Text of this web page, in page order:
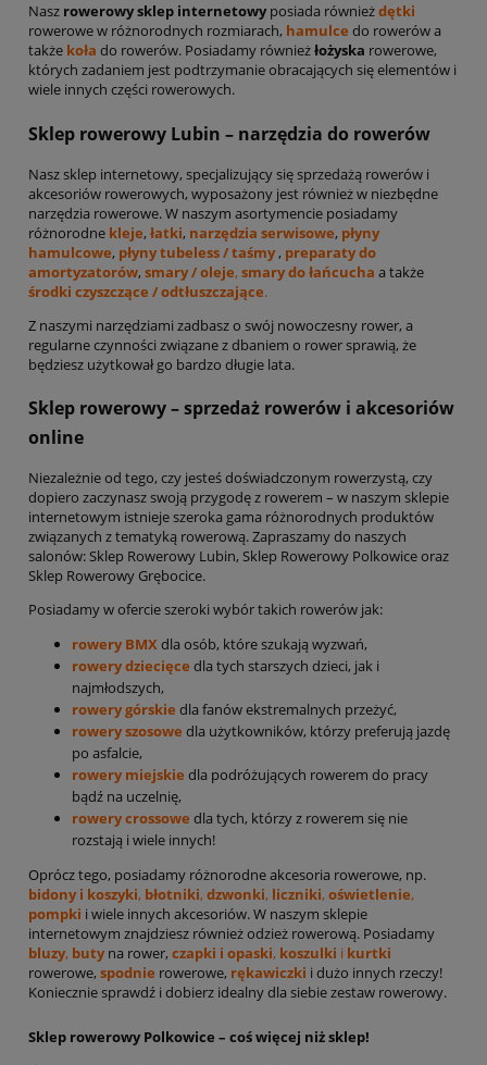
Nasz rowerowy sklep internetowyposiada równieżdętki
rowerowe w różnorodnych rozmiarach, hamulce do rowerów a
także koła do rowerów. Posiadamy równieżłożyska rowerowe,
których zadaniem jest podtrzymanie obracających się elementów i
wiele innych części rowerowych.
Sklep rowerowy Lubin – narzędzia do rowerów
Nasz sklep internetowy, specjalizujący się sprzedażą rowerów i
akcesoriów rowerowych, wyposażony jest również w niezbędne
narzędzia rowerowe. W naszym asortymencie posiadamy
różnorodne kleje, łatki, narzędzia serwisowe, płyny
hamulcowe, płyny tubeless / taśmy, preparaty do
amortyzatorów, smary / oleje, smary do łańcucha a także
środki czyszczące / odtłuszczające.
Z naszymi narzędziami zadbasz o swój nowoczesny rower, a
regularne czynności związane z dbaniem o rower sprawią, że
będziesz użytkował go bardzo długie lata.
Sklep rowerowy – sprzedaż rowerów i akcesoriów
online
Niezależnie od tego, czy jesteś doświadczonym rowerzystą, czy
dopiero zaczynasz swoją przygodę z rowerem – w naszym sklepie
internetowym istnieje szeroka gama różnorodnych produktów
związanych z tematyką rowerową. Zapraszamy do naszych
salonów: Sklep Rowerowy Lubin, Sklep Rowerowy Polkowice oraz
Sklep Rowerowy Grębocice.
Posiadamy w ofercie szeroki wybór takich rowerów jak:
rowery BMXdla osób, które szukają wyzwań,
rowery dziecięce dla tych starszych dzieci, jak i
najmłodszych,
rowery górskie dla fanów ekstremalnych przeżyć,
rowery szosowe dla użytkowników, którzy preferują jazdę
po asfalcie,
rowery miejskie dla podróżujących rowerem do pracy
bądź na uczelnię,
rowery crossowe dla tych, którzy z rowerem się nie
rozstają i wiele innych!
Oprócz tego, posiadamy różnorodne akcesoria rowerowe, np.
bidony i koszyki, błotniki, dzwonki, liczniki, oświetlenie,
pompki i wiele innych akcesoriów. W naszym sklepie
internetowym znajdziesz również odzież rowerową. Posiadamy
bluzy, butyna rower, czapki i opaski, koszulki i kurtki
rowerowe, spodnie rowerowe, rękawiczki i dużo innych rzeczy!
Koniecznie sprawdź i dobierz idealny dla siebie zestaw rowerowy.
Sklep rowerowy Polkowice – coś więcej niż sklep!